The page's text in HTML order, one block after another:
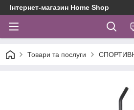
Інтернет-магазин Home Shop
Товари та послуги